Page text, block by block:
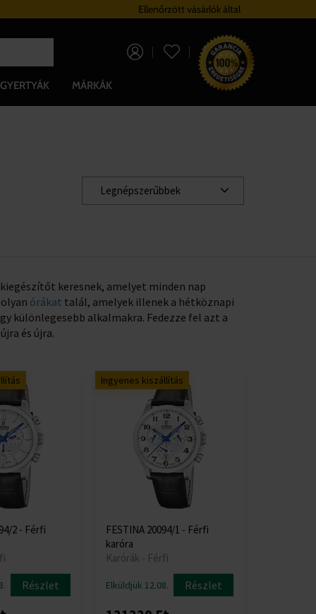
Ellenőrzött vásárlók által
0 Ft
GYERTYÁK MÁRKÁK
Legnépszerűbbek
keresnek, amelyet minden nap
órákat talál, amelyek illenek a hétköznapi
különlegesebb alkalmakra. Fedezze fel azt a
és újra.
2 - Férfi
Részlet
Ingyenes kiszállítás
FESTINA 20094/1 - Férfi
karóra
Karórák - Férfi
Elküldjük 12.08. Részlet